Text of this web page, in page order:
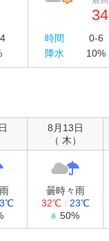
34
時間
0-6
降水
10%
8月13日
（ 木）
曇時々雨
32℃/ 23℃
50%